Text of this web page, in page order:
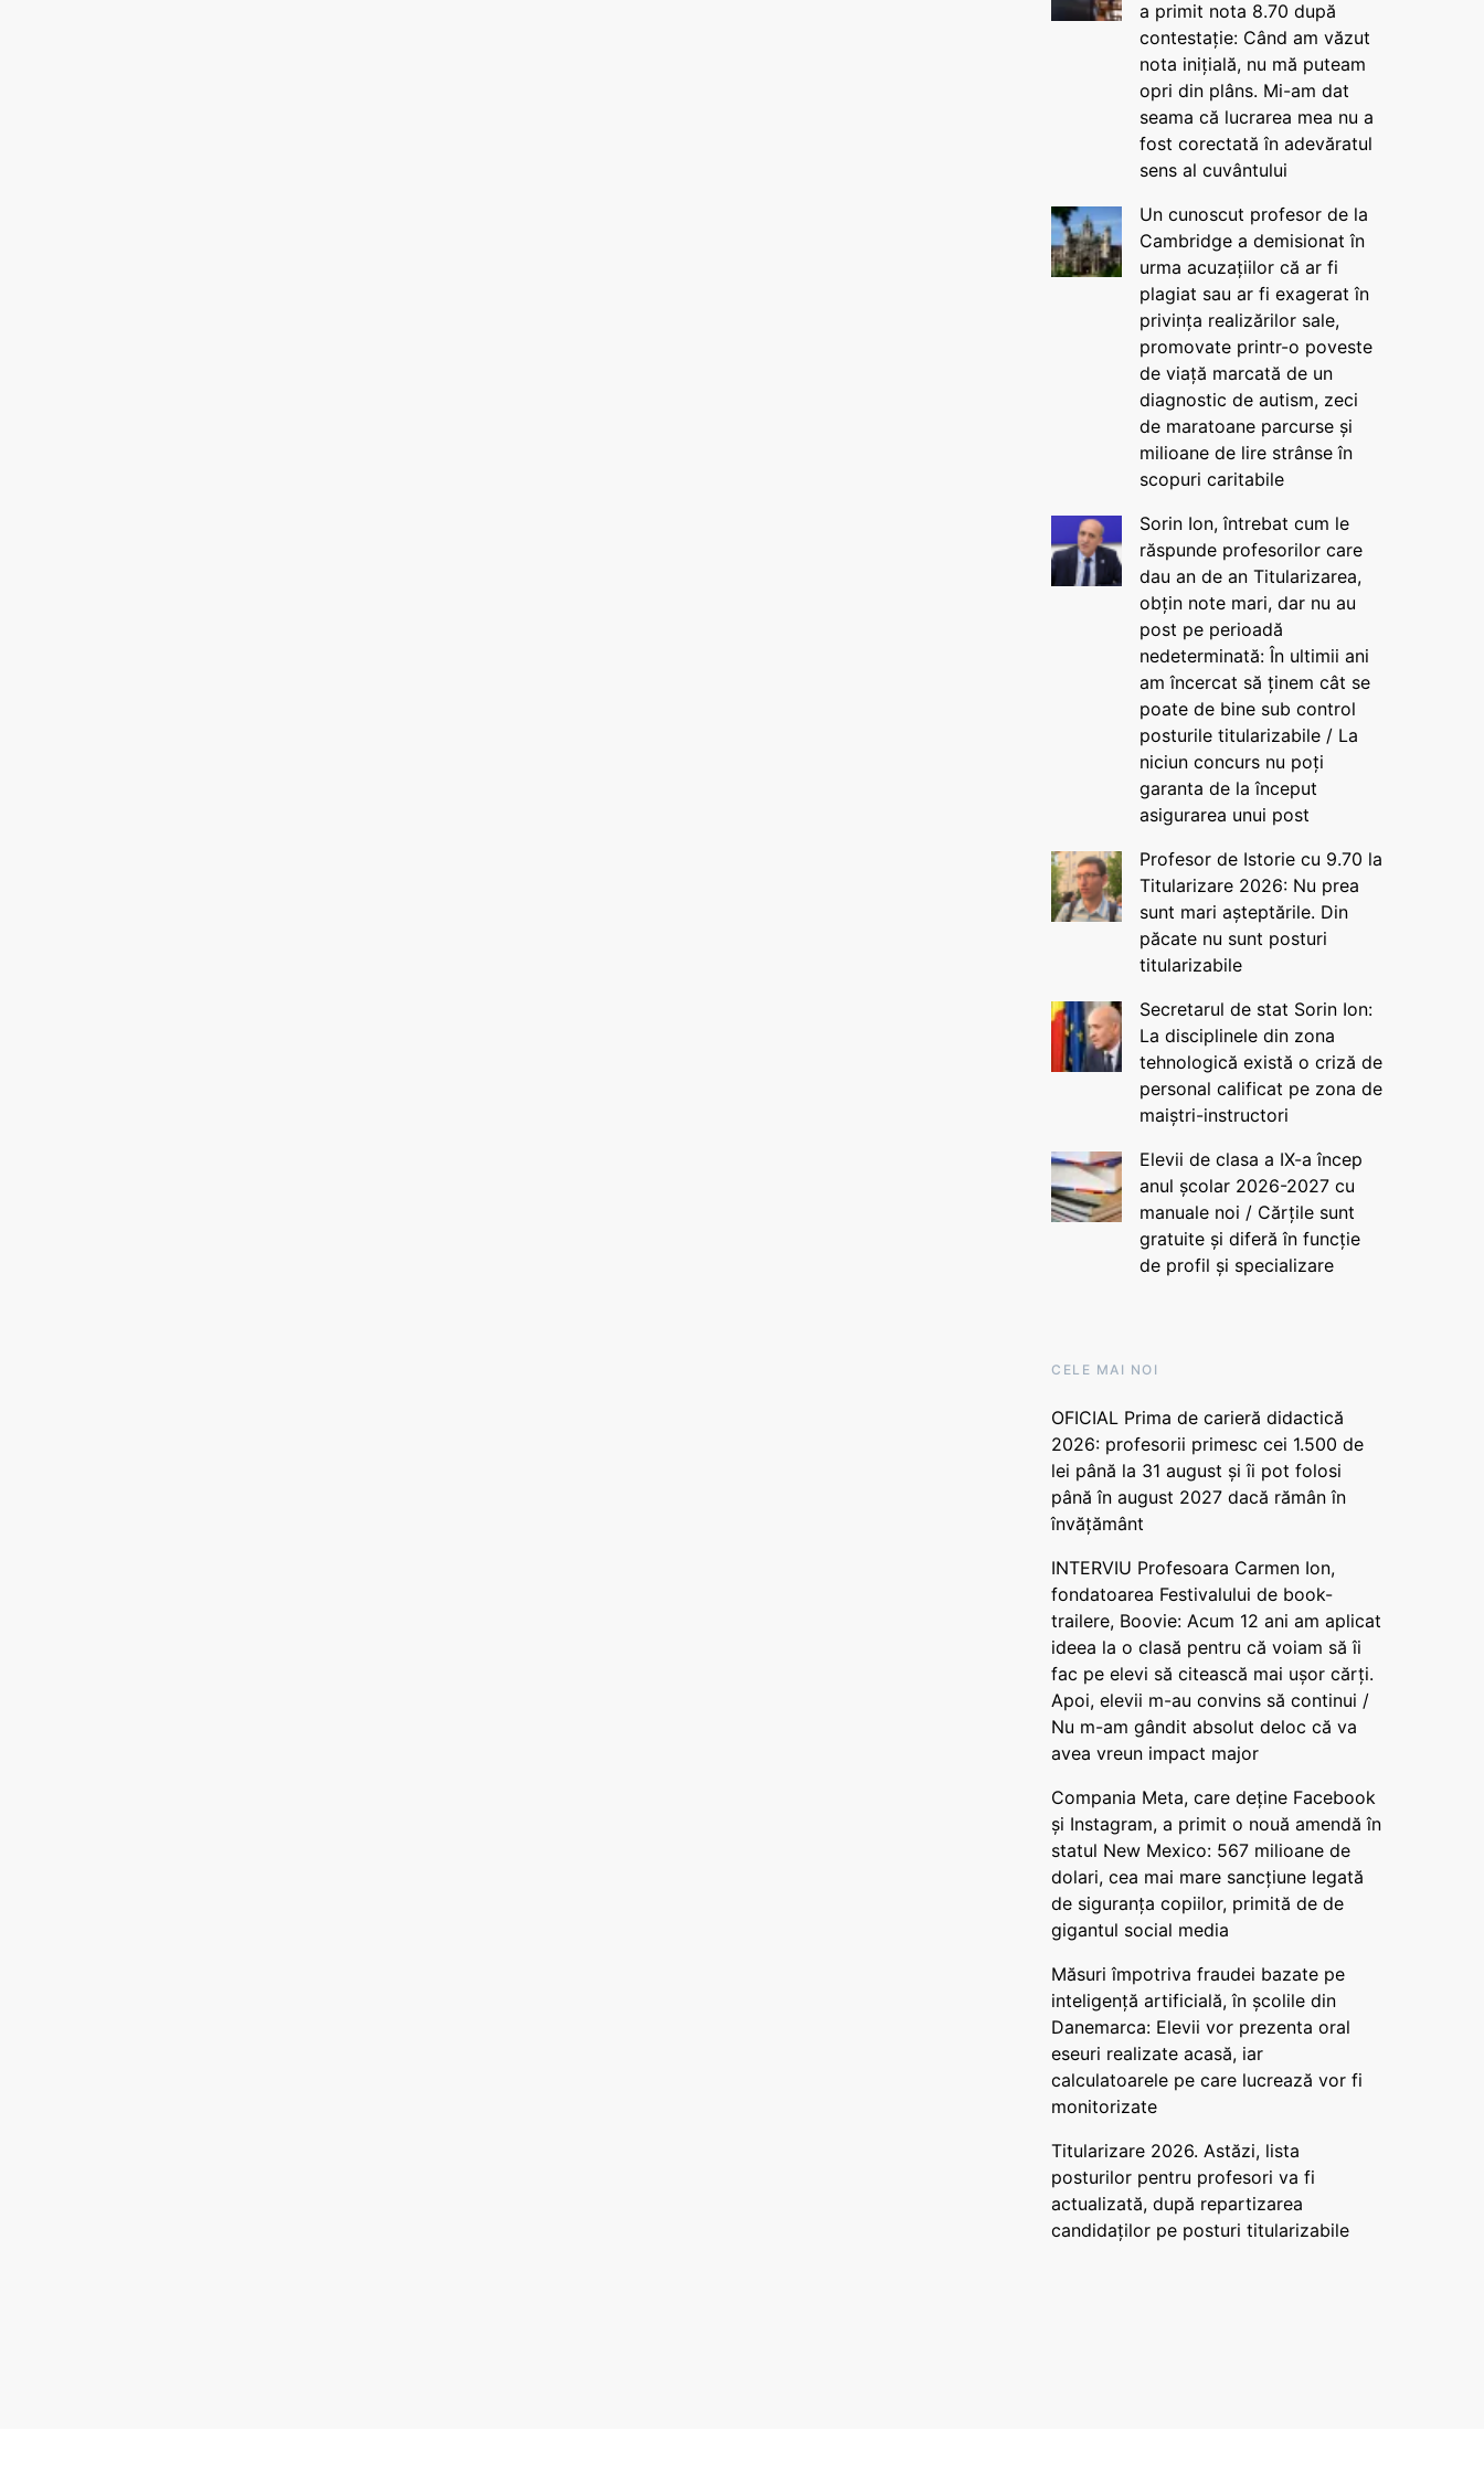
a primit nota 8.70 după
contestație: Când am văzut
nota inițială, nu mă puteam
opri din plâns. Mi-am dat
seama că lucrarea mea nu a
fost corectată în adevăratul
sens al cuvântului
Un cunoscut profesor de la
Cambridge a demisionat în
urma acuzațiilor că ar fi
plagiat sau ar fi exagerat în
privința realizărilor sale,
promovate printr-o poveste
de viață marcată de un
diagnostic de autism, zeci
de maratoane parcurse și
milioane de lire strânse în
scopuri caritabile
Sorin Ion, întrebat cum le
răspunde profesorilor care
dau an de an Titularizarea,
obțin note mari, dar nu au
post pe perioadă
nedeterminată: În ultimii ani
am încercat să ținem cât se
poate de bine sub control
posturile titularizabile / La
niciun concurs nu poți
garanta de la început
asigurarea unui post
Profesor de Istorie cu 9.70 la
Titularizare 2026: Nu prea
sunt mari așteptările. Din
păcate nu sunt posturi
titularizabile
Secretarul de stat Sorin Ion:
La disciplinele din zona
tehnologică există o criză de
personal calificat pe zona de
maiștri-instructori
Elevii de clasa a IX-a încep
anul școlar 2026-2027 cu
manuale noi / Cărțile sunt
gratuite și diferă în funcție
de profil și specializare
CELE MAI NOI
OFICIAL Prima de carieră didactică
2026: profesorii primesc cei 1.500 de
lei până la 31 august și îi pot folosi
până în august 2027 dacă rămân în
învățământ
INTERVIU Profesoara Carmen Ion,
fondatoarea Festivalului de book-
trailere, Boovie: Acum 12 ani am aplicat
ideea la o clasă pentru că voiam să îi
fac pe elevi să citească mai ușor cărți.
Apoi, elevii m-au convins să continui /
Nu m-am gândit absolut deloc că va
avea vreun impact major
Compania Meta, care deține Facebook
și Instagram, a primit o nouă amendă în
statul New Mexico: 567 milioane de
dolari, cea mai mare sancțiune legată
de siguranța copiilor, primită de de
gigantul social media
Măsuri împotriva fraudei bazate pe
inteligență artificială, în școlile din
Danemarca: Elevii vor prezenta oral
eseuri realizate acasă, iar
calculatoarele pe care lucrează vor fi
monitorizate
Titularizare 2026. Astăzi, lista
posturilor pentru profesori va fi
actualizată, după repartizarea
candidaților pe posturi titularizabile